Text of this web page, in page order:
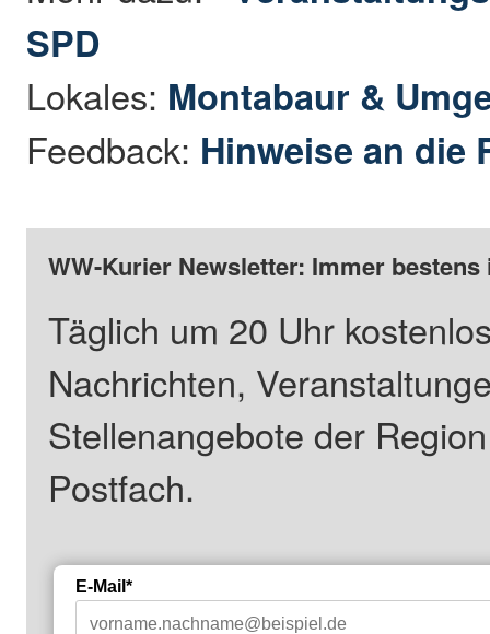
SPD
Lokales: Montabaur &
Feedback: Hinweise an die
WW-Kurier Newsletter: Immer
Täglich um 20 Uhr
Nachrichten,
Stellenangebote der
Postfach.
E-Mail*